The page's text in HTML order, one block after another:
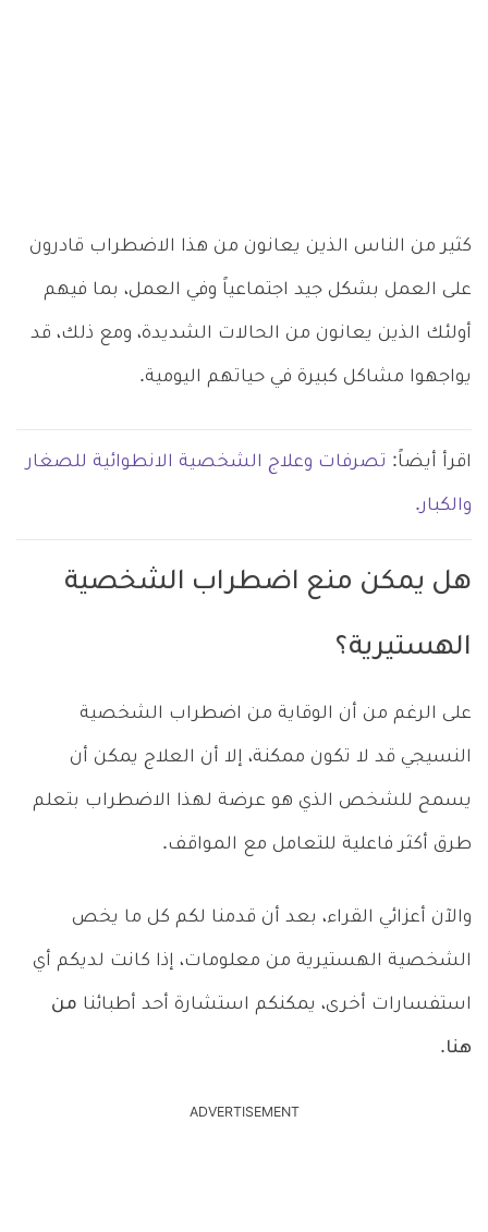
كثير من الناس الذين يعانون من هذا الاضطراب قادرون
على العمل بشكل جيد اجتماعياً وفي العمل، بما فيهم
أولئك الذين يعانون من الحالات الشديدة، ومع ذلك، قد
يواجهوا مشاكل كبيرة في حياتهم اليومية.
اقرأ أيضاً: تصرفات وعلاج الشخصية الانطوائية للصغار
والكبار.
هل يمكن منع اضطراب الشخصية
الهستيرية؟
على الرغم من أن الوقاية من اضطراب الشخصية
النسيجي قد لا تكون ممكنة، إلا أن العلاج يمكن أن
يسمح للشخص الذي هو عرضة لهذا الاضطراب بتعلم
طرق أكثر فاعلية للتعامل مع المواقف.
والآن أعزائي القراء، بعد أن قدمنا لكم كل ما يخص
الشخصية الهستيرية من معلومات، إذا كانت لديكم أي
استفسارات أخرى، يمكنكم استشارة أحد أطبائنا من
هنا.
ADVERTISEMENT